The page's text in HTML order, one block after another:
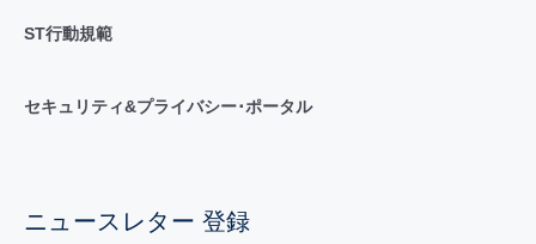
ST行動規範
セキュリティ&プライバシー･ポータル
ニュースレター 登録